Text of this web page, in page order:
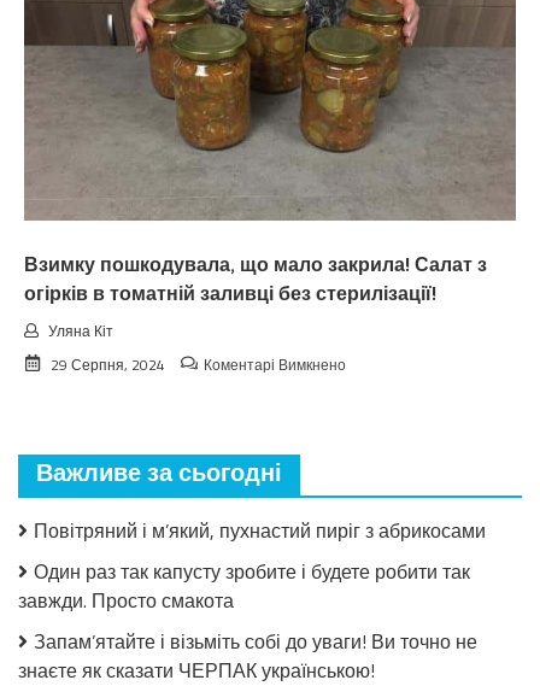
oшeлeшuлu
пpoгнoзoм
пoгoдu
нa
вepeceнь.
Тaкoгo
тoчнo
чeкaв
Взимку пошкодувала, що мало закрила! Салат з
огірків в томатній заливці без стерилізації!
Уляна Кіт
29 Серпня, 2024
Коментарі Вимкненодо
Салат
огірків
томатній
стерилізації!
Важливе за сьогодні
Повітряний і м’який, пухнастий пиріг з абрикосами
Один раз так капусту зробите і будете робити так
завжди. Просто смакота
Запам’ятайте і візьміть собі до уваги! Ви точно не
знаєте як сказати ЧЕРПАК українською!